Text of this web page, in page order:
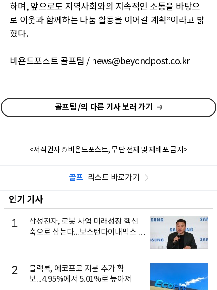
하며, 앞으로도 지역사회와의 지속적인 소통을 바탕으
로 이웃과 함께하는 나눔 활동을 이어갈 계획”이라고 밝
혔다.
비욘드포스트 골프팀 / news@beyondpost.co.kr
골프팀 /의 다른 기사 보러 가기
<저작권자 © 비욘드포스트, 무단 전재 및 재배포 금지>
골프 리스트 바로가기
인기 기사
1
삼성전자, 로봇 사업 미래성장 핵심
축으로 삼는다...보스턴다이내믹스 출
2
블랙록, 에코프로 지분 추가 확
보...4.95%에서 5.01%로 높아져